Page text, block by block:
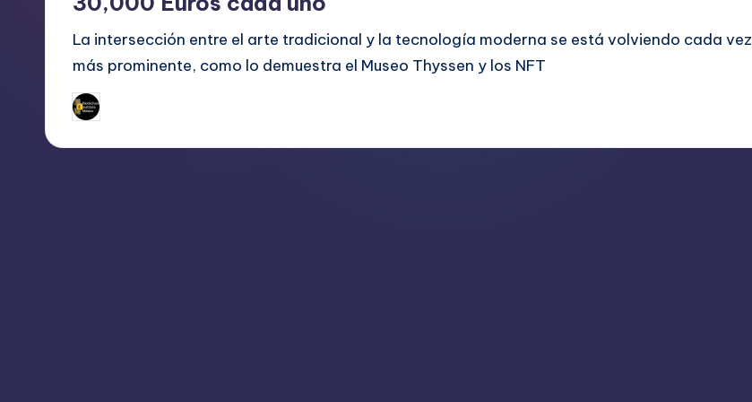
La intersección entre el arte tradicional y la tecnología moderna se está volviendo cada vez
más prominente, como lo demuestra el Museo Thyssen y los NFT
Publicado
por